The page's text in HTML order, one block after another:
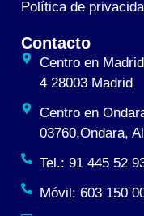
Política de
Contacto
Centro en
4 28003 Madrid
Centro en
03760,Ondara,
Tel.: 91 445 52
Móvil: 603 150